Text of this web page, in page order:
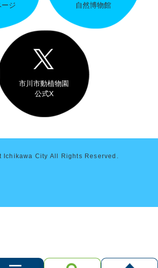
ジ
自然博物館
市川市動植物園
公式X
Ichikawa City All Rights Reserved.